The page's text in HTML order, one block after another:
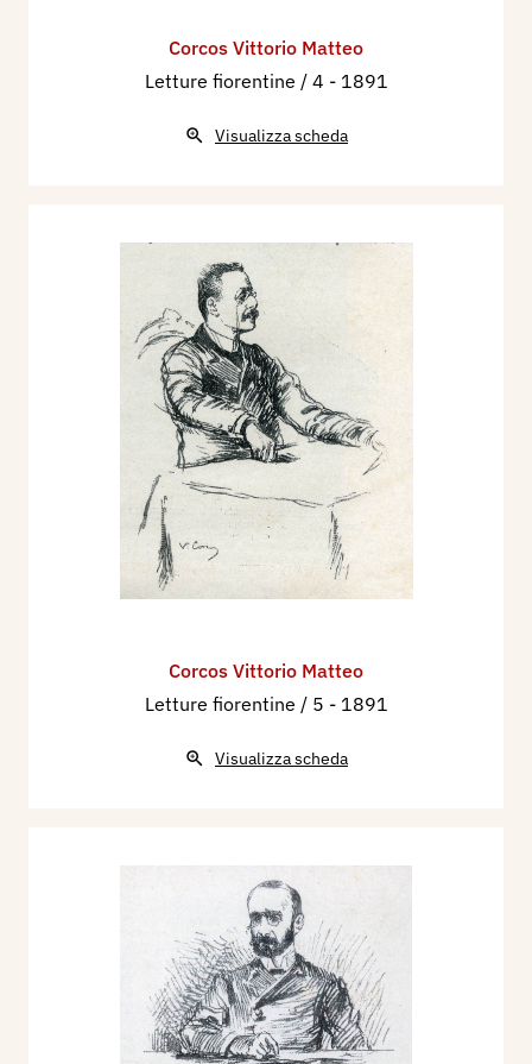
Corcos Vittorio Matteo
Letture fiorentine / 4 - 1891
Visualizza scheda
Corcos Vittorio Matteo
Letture fiorentine / 5 - 1891
Visualizza scheda